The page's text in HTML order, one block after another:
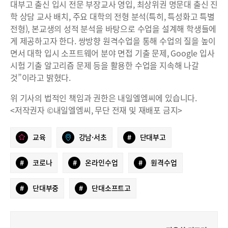
대부고 출신 입시 전문 부장교사 영입, 최상위권 명문대 출신 진
학 상담 교사 배치, 주요 대학의 전형 분석(특히, 특성화고 특별
전형), 본교생의 성적 분석을 바탕으로 수업을 설계해 학생들에
게 제공하고자 한다. 쌍방향 원격수업을 통해 수업의 질을 높이
면서 대학 입시 소프트웨어 분야 면접 기출 문제, Google 입사
시험 기출 알고리즘 문제 등을 활용한 수업을 지속해 나갈
것”이라고 밝혔다.
위 기사의 법적인 책임과 권한은 내일엘엠씨에 있습니다.
<저작권자 ©내일엘엠씨, 무단 전재 및 재배포 금지>
교육 강남·서초 # 단대부고
# 코로나 # 온라인수업 # 원격수업
# 단대부중 # 단대소프트고